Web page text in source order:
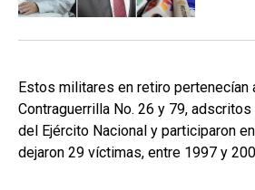
Estos militares en retiro pertenecían
Contraguerrilla No. 26 y 79,
del Ejército Nacional y participaron
dejaron 29 víctimas, entre 1997 y